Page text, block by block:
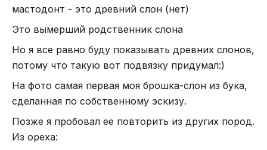
мастодонт - это древний слон (нет)
Это вымерший родственник слона
Но я все равно буду показывать древних слонов,
потому что такую вот подвязку придумал:)
На фото самая первая моя брошка-слон из бука,
сделанная по собственному эскизу.
Позже я пробовал ее повторить из других пород.
Из ореха: